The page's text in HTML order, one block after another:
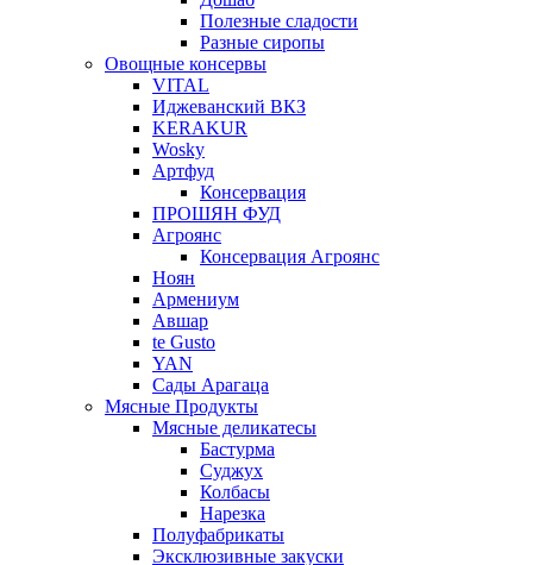
Полезные сладости
Разные сиропы
Овощные консервы
VITAL
Иджеванский ВКЗ
KERAKUR
Wosky
Артфуд
Консервация
ПРОШЯН ФУД
Агроянс
Консервация Агроянс
Ноян
Армениум
Авшар
te Gusto
YAN
Сады Арагаца
Мясные Продукты
Мясные деликатесы
Бастурма
Суджух
Колбасы
Нарезка
Полуфабрикаты
Эксклюзивные закуски